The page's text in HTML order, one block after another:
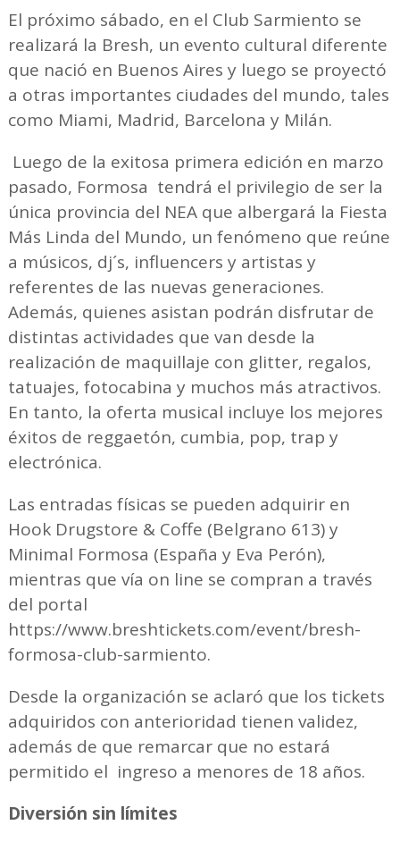
El próximo sábado, en el Club Sarmiento se
realizará la Bresh, un evento cultural diferente
que nació en Buenos Aires y luego se proyectó
a otras importantes ciudades del mundo, tales
como Miami, Madrid, Barcelona y Milán.
Luego de la exitosa primera edición en marzo
pasado, Formosa tendrá el privilegio de ser la
única provincia del NEA que albergará la Fiesta
Más Linda del Mundo, un fenómeno que reúne
a músicos, dj´s, influencers y artistas y
referentes de las nuevas generaciones.
Además, quienes asistan podrán disfrutar de
distintas actividades que van desde la
realización de maquillaje con glitter, regalos,
tatuajes, fotocabina y muchos más atractivos.
En tanto, la oferta musical incluye los mejores
éxitos de reggaetón, cumbia, pop, trap y
electrónica.
Las entradas físicas se pueden adquirir en
Hook Drugstore & Coffe (Belgrano 613) y
Minimal Formosa (España y Eva Perón),
mientras que vía on line se compran a través
del portal
https://www.breshtickets.com/event/bresh-
formosa-club-sarmiento.
Desde la organización se aclaró que los tickets
adquiridos con anterioridad tienen validez,
además de que remarcar que no estará
permitido el ingreso a menores de 18 años.
Diversión sin límites